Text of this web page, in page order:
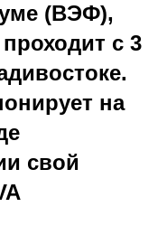
(ВЭФ),
с 3
на
свой